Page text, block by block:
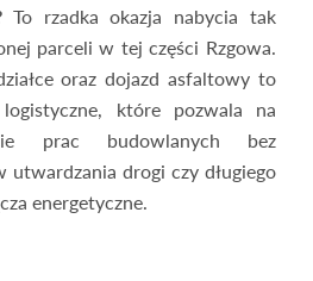
To rzadka okazja nabycia tak
parceli w tej części Rzgowa.
oraz dojazd asfaltowy to
które pozwala na
prac budowlanych bez
drogi czy długiego
energetyczne.